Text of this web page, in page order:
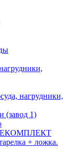
нагрудники,
(завод 1)
+ ложка.